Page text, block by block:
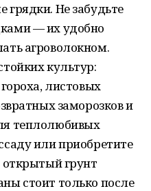
грядки. Не забудьте
— их удобно
агроволокном.
культур:
листовых
заморозков и
теплолюбивых
или приобретите
открытый грунт
стоит только после